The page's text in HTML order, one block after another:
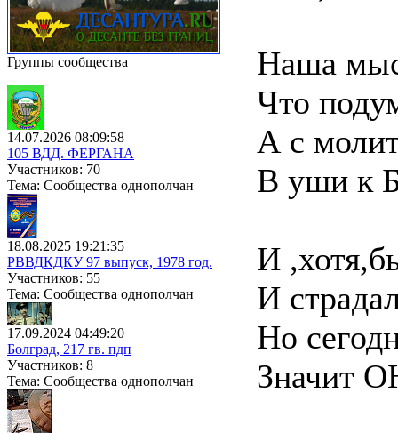
Группы сообщества
14.07.2026 08:09:58
105 ВДД. ФЕРГАНА
Участников: 70
Тема: Сообщества однополчан
18.08.2025 19:21:35
РВВДКДКУ 97 выпуск, 1978 год.
Участников: 55
Тема: Сообщества однополчан
17.09.2024 04:49:20
Болград, 217 гв. пдп
Участников: 8
Тема: Сообщества однополчан
Наша
Что
А с
В уши к
И
И
Но
Значит